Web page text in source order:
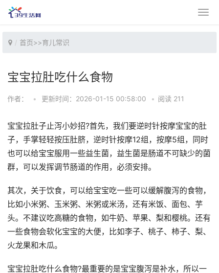
首页>>育儿常识
宝宝拉肚吃什么食物
作者： • 更新时间：2026-01-15 00:58:00 • 阅读 211
宝宝拉肚子止泻小妙招?首先，我们要逆时针按摩宝宝的肚
子，手掌轻轻按压肚脐，逆时针按摩12组，按摩5组，同时
也可以给宝宝服用一些益生菌，益生菌是肠道不可缺少的菌
群，可以发挥调节肠道的作用，必须安排。
其次，关于饮食，可以给宝宝吃一些可以缓解腹泻的食物，
比如小米粥、玉米粥、米粥或米汤，还有米饭、面包、芋
头。不建议吃高糖的食物，如牛奶、苹果、梨和樱桃。还有
一些食物会软化宝宝的大便，比如李子、桃子、柿子、梨、
火龙果和木瓜。
宝宝拉肚吃什么食物?最重要的是宝宝腹泻是补水，所以一